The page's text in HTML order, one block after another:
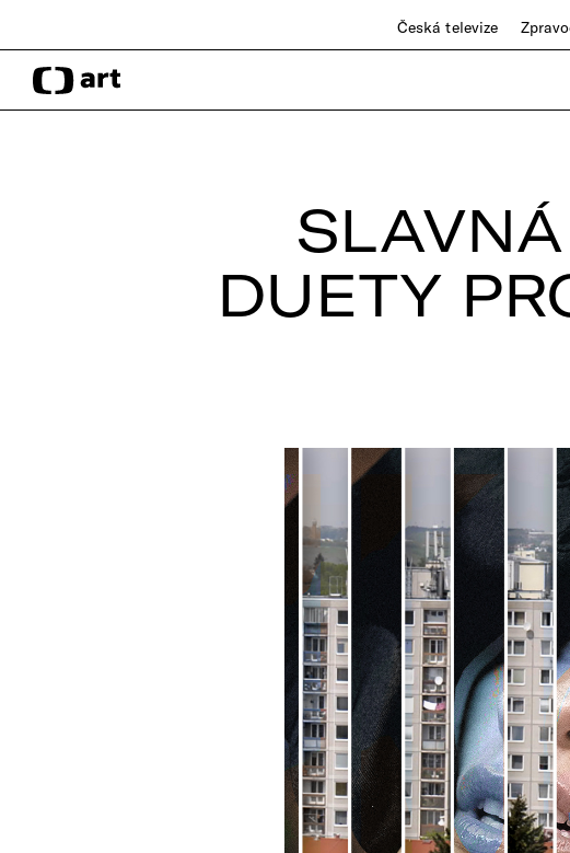
Česká televize
DUETY